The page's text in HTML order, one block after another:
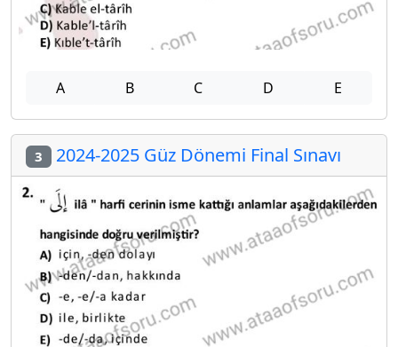
A B C D E
3 2024-2025 Güz Dönemi Final Sınavı